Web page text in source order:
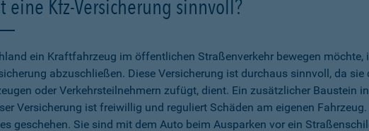
eine Kfz-Versicherung sinnvoll?
ein Kraftfahrzeug im öffentlichen Straßenverkehr bewegen möchte,
abzuschließen. Diese Versicherung ist durchaus sinnvoll, da
oder Verkehrsteilnehmern zufügt, dient. Ein zusätzlicher Baustein
Versicherung ist freiwillig und reguliert Schäden am eigenen
geschehen. Sie sind mit dem Auto beim Ausparken vor ein